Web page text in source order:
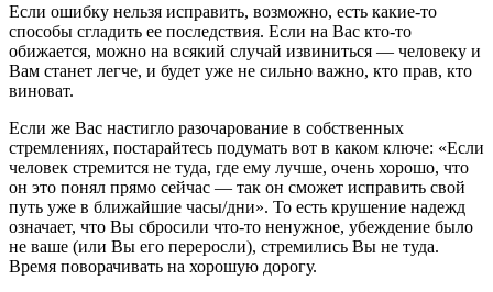
Если ошибку нельзя исправить, возможно, есть какие-то
способы сгладить ее последствия. Если на Вас кто-то
обижается, можно на всякий случай извиниться — человеку и
Вам станет легче, и будет уже не сильно важно, кто прав, кто
виноват.
Если же Вас настигло разочарование в собственных
стремлениях, постарайтесь подумать вот в каком ключе: «Если
человек стремится не туда, где ему лучше, очень хорошо, что
он это понял прямо сейчас — так он сможет исправить свой
путь уже в ближайшие часы/дни». То есть крушение надежд
означает, что Вы сбросили что-то ненужное, убеждение было
не ваше (или Вы его переросли), стремились Вы не туда.
Время поворачивать на хорошую дорогу.